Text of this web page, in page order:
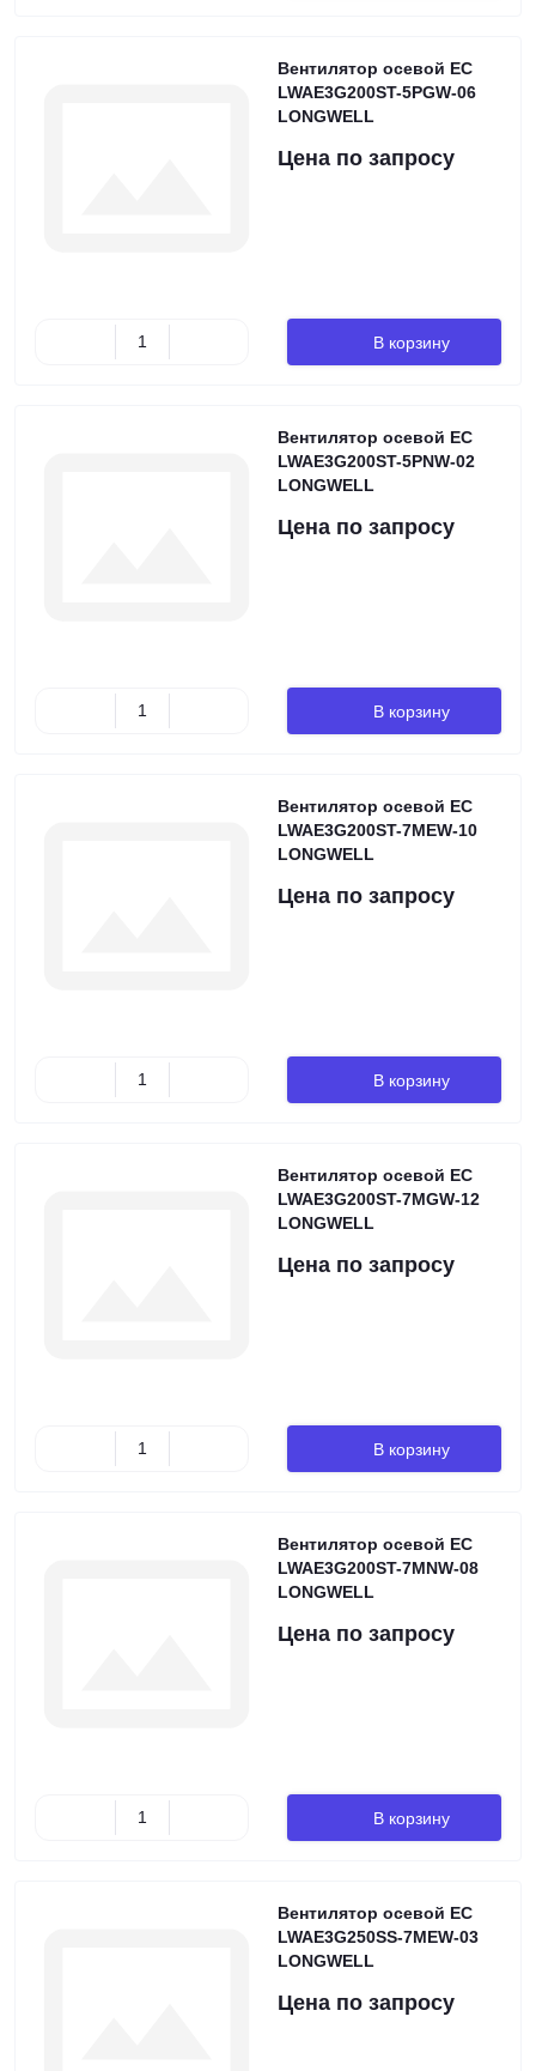
Вентилятор осевой EC
LWAE3G200ST-5PGW-06
LONGWELL
Цена по запросу
В корзину
Вентилятор осевой EC
LWAE3G200ST-5PNW-02
LONGWELL
Цена по запросу
В корзину
Вентилятор осевой EC
LWAE3G200ST-7MEW-10
LONGWELL
Цена по запросу
В корзину
Вентилятор осевой EC
LWAE3G200ST-7MGW-12
LONGWELL
Цена по запросу
В корзину
Вентилятор осевой EC
LWAE3G200ST-7MNW-08
LONGWELL
Цена по запросу
В корзину
Вентилятор осевой EC
LWAE3G250SS-7MEW-03
LONGWELL
Цена по запросу